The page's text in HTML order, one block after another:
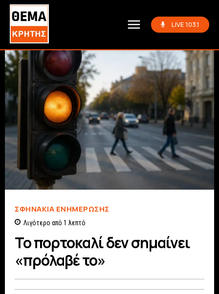
LIVE 103.1
ΣΦΗΝΆΚΙΑ ΕΝΗΜΈΡΩΣΗΣ
Λιγότερο από 1 λεπτό
Το πορτοκαλί δεν σημαίνει
«πρόλαβέ το»